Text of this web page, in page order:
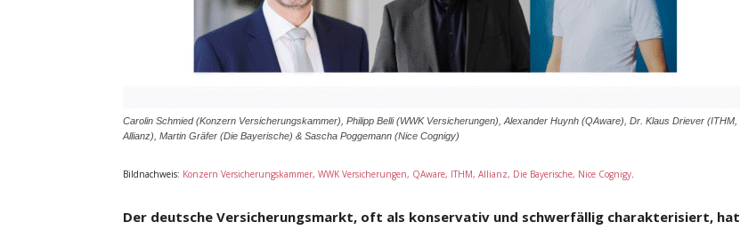
Carolin Schmied (Konzern Versicherungskammer), Philipp Belli (WWK Versicherungen), Alexander Huynh (QAware), Dr. Klaus Driever (ITHM,
Allianz), Martin Gräfer (Die Bayerische) & Sascha Poggemann (Nice Cognigy)
Bildnachweis: Konzern Versicherungskammer, WWK Versicherungen, QAware, ITHM, Allianz, Die Bayerische, Nice Cognigy.
Der deutsche Versicherungsmarkt, oft als konservativ und schwerfällig charakterisiert, hat